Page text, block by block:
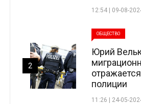
12:54 | 09-08-
ОБЩЕСТВО
Юрий
полиции
11:26 | 24-05-
2